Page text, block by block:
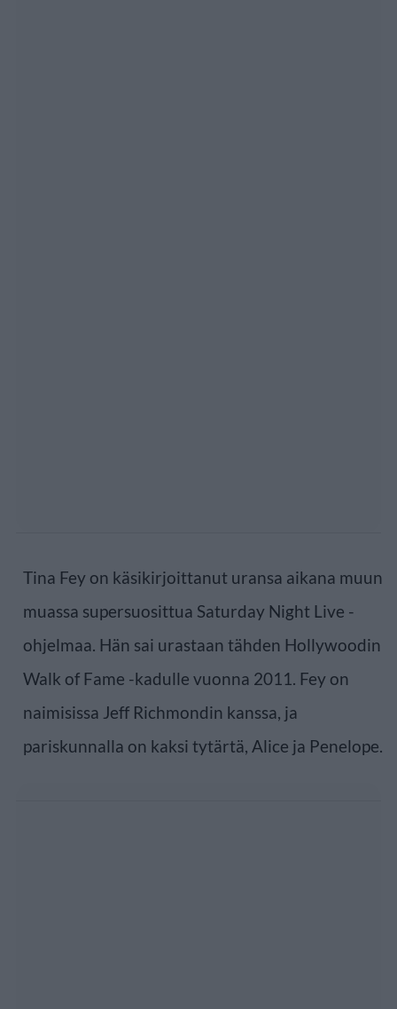
Tina Fey on käsikirjoittanut uransa aikana muun
muassa supersuosittua Saturday Night Live -
ohjelmaa. Hän sai urastaan tähden Hollywoodin
Walk of Fame -kadulle vuonna 2011. Fey on
naimisissa Jeff Richmondin kanssa, ja
pariskunnalla on kaksi tytärtä, Alice ja Penelope.